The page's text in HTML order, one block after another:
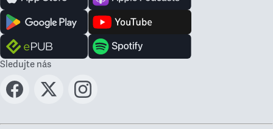
Sledujte nás